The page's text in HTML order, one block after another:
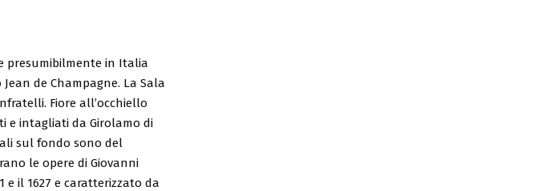
presumibilmente in Italia
de Champagne. La Sala
Fiore all’occhiello
e intagliati da Girolamo di
sul fondo sono del
le opere di Giovanni
il 1627 e caratterizzato da